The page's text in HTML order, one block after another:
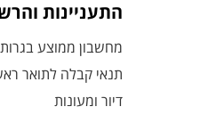
התעניינות
מחשבון ממוצע
תנאי קבלה לתואר
דיור ומעונות